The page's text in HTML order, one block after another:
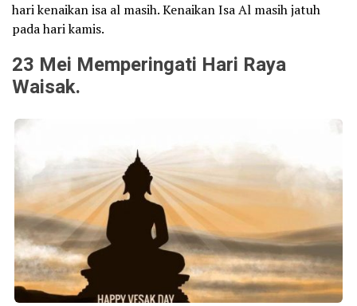
hari kenaikan isa al masih. Kenaikan Isa Al masih jatuh
pada hari kamis.
23 Mei Memperingati Hari Raya
Waisak.